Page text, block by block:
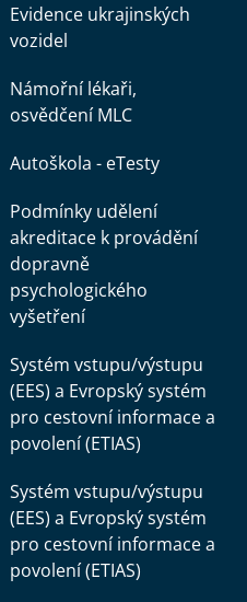
Evidence ukrajinských
vozidel
Námořní lékaři,
osvědčení MLC
Autoškola - eTesty
Podmínky udělení
akreditace k provádění
dopravně
psychologického
vyšetření
Systém vstupu/výstupu
(EES) a Evropský systém
pro cestovní informace a
povolení (ETIAS)
Systém vstupu/výstupu
(EES) a Evropský systém
pro cestovní informace a
povolení (ETIAS)